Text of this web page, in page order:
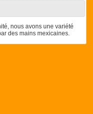
nous avons une variété
des mains mexicaines.